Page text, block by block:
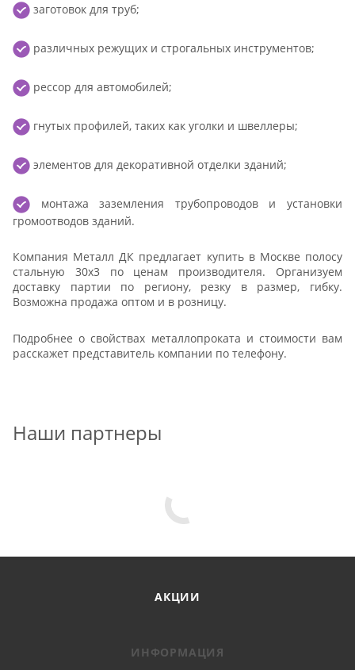
заготовок для труб;
различных режущих и строгальных инструментов;
рессор для автомобилей;
гнутых профилей, таких как уголки и швеллеры;
элементов для декоративной отделки зданий;
монтажа заземления трубопроводов и установки
громоотводов зданий.
Компания Металл ДК предлагает купить в Москве полосу
стальную 30x3 по ценам производителя. Организуем
доставку партии по региону, резку в размер, гибку.
Возможна продажа оптом и в розницу.
Подробнее о свойствах металлопроката и стоимости вам
расскажет представитель компании по телефону.
Наши партнеры
АКЦИИ
ИНФОРМАЦИЯ